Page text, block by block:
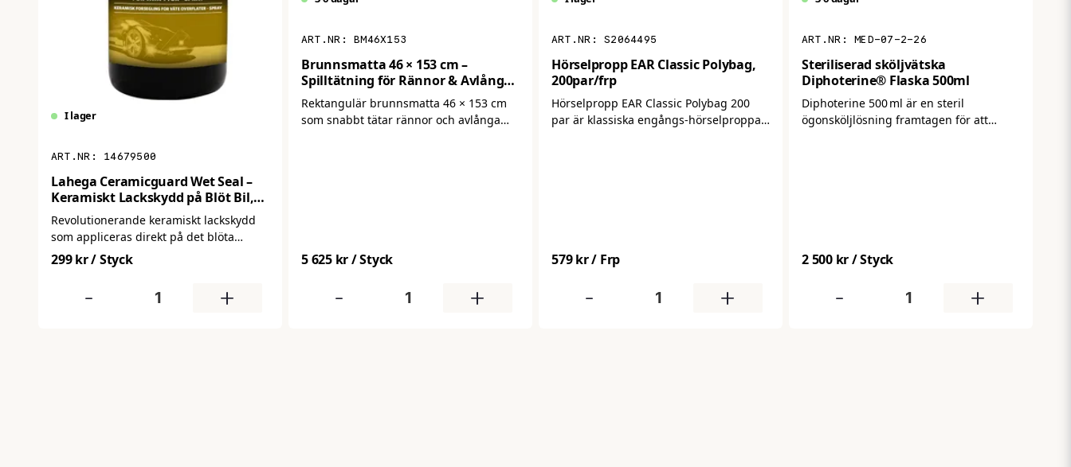
I lager
14679500
Lahega Ceramicguard Wet Seal –
Keramiskt Lackskydd på Blöt Bil,
Spray 500 ml
Revolutionerande keramiskt lackskydd
som appliceras direkt på det blöta
fordonet efter tvätt – utan polering eller
mekanisk bearbetning. Spraya på, skölj
skinande, smutsavvisande skydd med
299 kr/ Styck
- +
BM46X153
Brunnsmatta 46 × 153 cm –
Spilltätning för Rännor & Avlånga
Brunnar (Orange)
Rektangulär brunnsmatta 46 × 153 cm
som snabbt tätar rännor och avlånga
5 625 kr/ Styck
- +
S2064495
Hörselpropp EAR Classic Polybag,
200par/frp
Hörselpropp EAR Classic Polybag 200
par är klassiska engångs‑hörselproppar
579 kr/ Frp
- +
MED-07-2-26
Steriliserad sköljvätska
Diphoterine® Flaska 500ml
Diphoterine 500 ml är en steril
ögonsköljlösning framtagen för att
kemikalierisker.
2 500 kr/ Styck
- +